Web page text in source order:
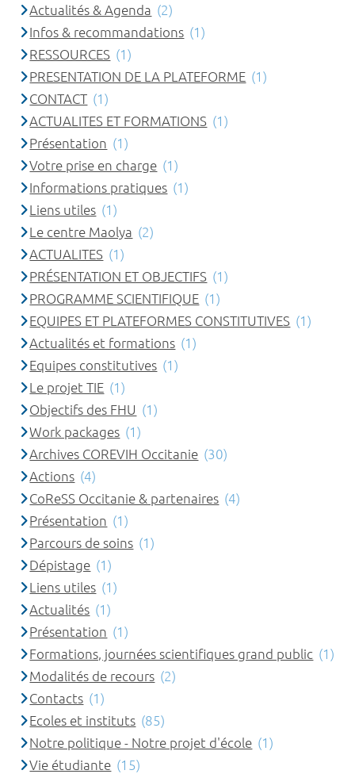
Actualités & Agenda (2)
Infos & recommandations (1)
RESSOURCES (1)
PRESENTATION DE LA PLATEFORME (1)
CONTACT (1)
ACTUALITES ET FORMATIONS (1)
Présentation (1)
Votre prise en charge (1)
Informations pratiques (1)
Liens utiles (1)
Le centre Maolya (2)
ACTUALITES (1)
PRÉSENTATION ET OBJECTIFS (1)
PROGRAMME SCIENTIFIQUE (1)
EQUIPES ET PLATEFORMES CONSTITUTIVES (1)
Actualités et formations (1)
Equipes constitutives (1)
Le projet TIE (1)
Objectifs des FHU (1)
Work packages (1)
Archives COREVIH Occitanie (30)
Actions (4)
CoReSS Occitanie & partenaires (4)
Présentation (1)
Parcours de soins (1)
Dépistage (1)
Liens utiles (1)
Actualités (1)
Présentation (1)
Formations, journées scientifiques grand public (1)
Modalités de recours (2)
Contacts (1)
Ecoles et instituts (85)
Notre politique - Notre projet d'école (1)
Vie étudiante (15)